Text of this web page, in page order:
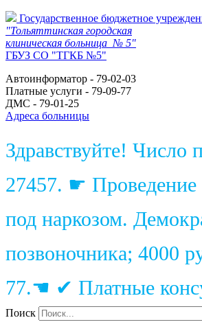
Государственное бюджетное
"Тольяттинская городская
клиническая больница № 5"
ГБУЗ СО "ТГКБ №5"
Автоинформатор - 79-02-03
Платные услуги - 79-09-77
ДМС - 79-01-25
Адреса больницы
Здравствуйте! Число
27457. ☛ Проведение
под наркозом.
позвоночника; 4000
77.☚ ✔ Платные
Поиск